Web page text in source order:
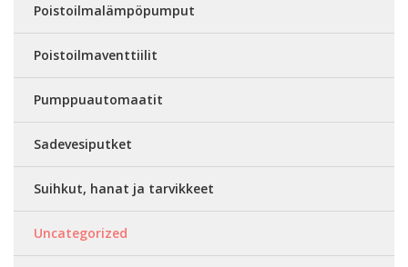
Poistoilmalämpöpumput
Poistoilmaventtiilit
Pumppuautomaatit
Sadevesiputket
Suihkut, hanat ja tarvikkeet
Uncategorized